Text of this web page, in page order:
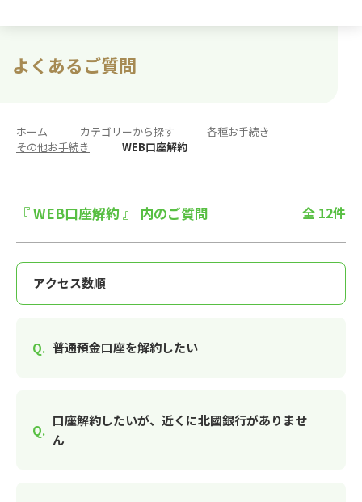
よくあるご質問
ホーム カテゴリーから探す 各種お手続き
その他お手続き
WEB口座解約
『 WEB口座解約 』 内のご質問 全 12件
普通預金口座を解約したい
口座解約したいが、近くに北國銀行がありませ
ん